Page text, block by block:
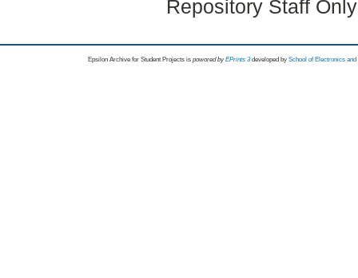
Repository Staff
Epsilon Archive for Student Projects is powored byEPrints 3 developed by School of Electronics